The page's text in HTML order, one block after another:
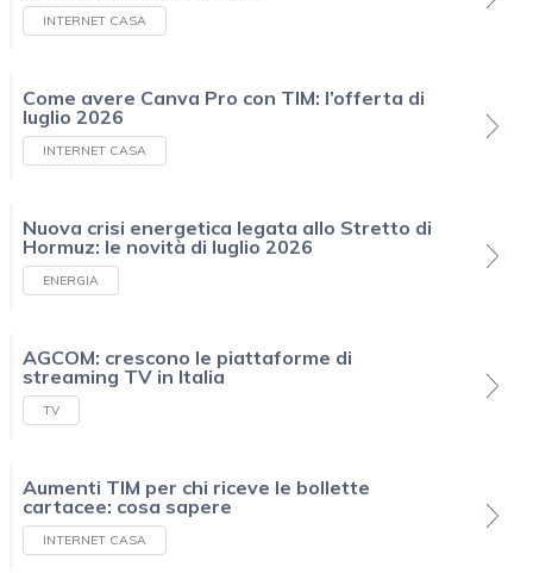
INTERNET CASA
Come avere Canva Pro con TIM: l’offerta di
luglio 2026
INTERNET CASA
Nuova crisi energetica legata allo Stretto di
Hormuz: le novità di luglio 2026
ENERGIA
AGCOM: crescono le piattaforme di
streaming TV in Italia
TV
Aumenti TIM per chi riceve le bollette
cartacee: cosa sapere
INTERNET CASA